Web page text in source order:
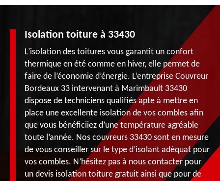
Isolation toiture à 33430
L’isolation des toitures vous garantit un confort
thermique en été comme en hiver, elle permet de
faire de l’économie d’énergie. L’entreprise Couvreur
Bordeaux 33 intervenant à Marimbault 33430
dispose de techniciens qualifiés apte à mettre en
place une excellente isolation de vos combles afin
que vous bénéficiiez d’une température agréable
toute l’année. Nos couvreurs 33430 sont en mesure
de vous conseiller sur le type d’isolant adéquat pour
vos combles. N’hésitez pas à nous contacter pour
un devis isolation toiture gratuit ainsi que pour de